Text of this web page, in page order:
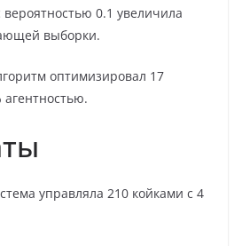
0.1 увеличила
выборки.
оптимизировал 17
агентностью.
управляла 210 койками с 4